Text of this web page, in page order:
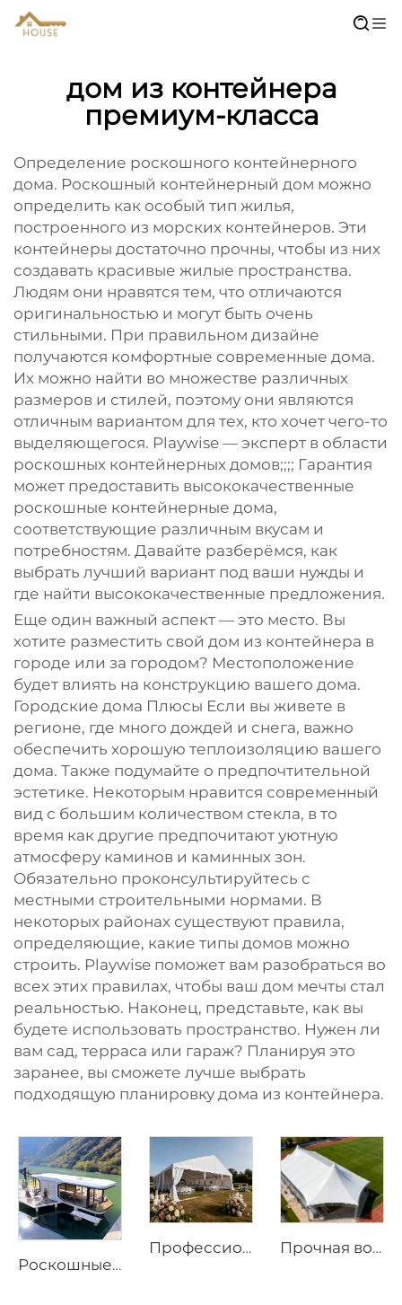
дом из контейнера
премиум-класса
Определение роскошного контейнерного
дома. Роскошный контейнерный дом можно
определить как особый тип жилья,
построенного из морских контейнеров. Эти
контейнеры достаточно прочны, чтобы из них
создавать красивые жилые пространства.
Людям они нравятся тем, что отличаются
оригинальностью и могут быть очень
стильными. При правильном дизайне
получаются комфортные современные дома.
Их можно найти во множестве различных
размеров и стилей, поэтому они являются
отличным вариантом для тех, кто хочет чего-то
выделяющегося. Playwise — эксперт в области
роскошных контейнерных домов;;;; Гарантия
может предоставить высококачественные
роскошные контейнерные дома,
соответствующие различным вкусам и
потребностям. Давайте разберёмся, как
выбрать лучший вариант под ваши нужды и
где найти высококачественные предложения.
Еще один важный аспект — это место. Вы
хотите разместить свой дом из контейнера в
городе или за городом? Местоположение
будет влиять на конструкцию вашего дома.
Городские дома Плюсы Если вы живете в
регионе, где много дождей и снега, важно
обеспечить хорошую теплоизоляцию вашего
дома. Также подумайте о предпочтительной
эстетике. Некоторым нравится современный
вид с большим количеством стекла, в то
время как другие предпочитают уютную
атмосферу каминов и каминных зон.
Обязательно проконсультируйтесь с
местными строительными нормами. В
некоторых районах существуют правила,
определяющие, какие типы домов можно
строить. Playwise поможет вам разобраться во
всех этих правилах, чтобы ваш дом мечты стал
реальностью. Наконец, представьте, как вы
будете использовать пространство. Нужен ли
вам сад, терраса или гараж? Планируя это
заранее, вы сможете лучше выбрать
подходящую планировку дома из контейнера.
Роскошные решения для капсульных отелей для курортных проектов | Индивидуальные мобильные мини-дома для высококлассного глэмпинга и экотуристических объектов размещения
Профессиональный свадебный шатёр-маркиз | Коммерческая конструкция для мероприятий премиум-класса Прочная водонепроницаемая спортивная тентовая конструкция | Большая уличная навесная конструкция для мероприятий с возможностью нанесения индивидуального логотипа